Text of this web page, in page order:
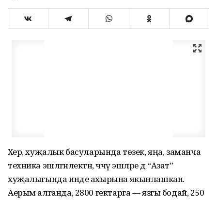
Хәер, хуҗалык басуларында төзек, яңа, заманча
техника эшләгәнлектән, чәчү эшләре дә “Азат”
хуҗалыгында инде ахырына якынлашкан.
Аерым алганда, 2800 гектарга — язгы бодай, 250